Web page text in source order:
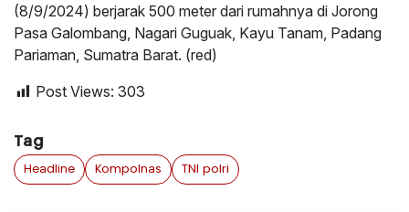
(8/9/2024) berjarak 500 meter dari rumahnya di Jorong
Pasa Galombang, Nagari Guguak, Kayu Tanam, Padang
Pariaman, Sumatra Barat. (red)
Post Views: 303
Tag
Headline Kompolnas TNI polri